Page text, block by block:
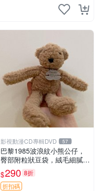
影視動漫CD專輯DVD 57
巴黎1985波浪紋小熊公仔，
臀部附粒狀豆袋，絨毛細膩臉
部可愛，中古嚴選推薦 小熊
公仔 豆袋
$290 8折
折扣碼